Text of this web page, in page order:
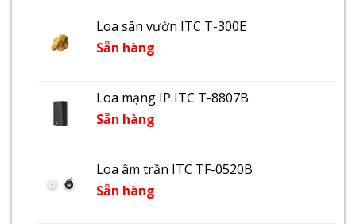
Loa sân vườn ITC T-300E
Sẵn hàng
Loa mạng IP ITC T-8807B
Sẵn hàng
Loa âm trần ITC TF-0520B
Sẵn hàng